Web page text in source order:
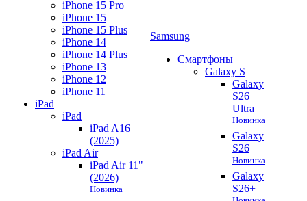
iPhone 15 Pro
iPhone 15
iPhone 15 Plus
iPhone 14
iPhone 14 Plus
iPhone 13
iPhone 12
iPhone 11
iPad
iPad
iPad A16
(2025)
iPad Air
iPad Air 11"
(2026)
Новинка
Samsung
Смартфоны
Galaxy S
Galaxy
S26
Ultra
Новинка
Galaxy
S26
Новинка
Galaxy
S26+